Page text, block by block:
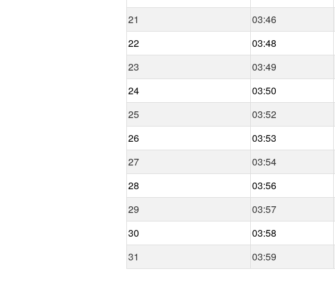
21
03:46
22
03:48
23
03:49
24
03:50
25
03:52
26
03:53
27
03:54
28
03:56
29
03:57
30
03:58
31
03:59